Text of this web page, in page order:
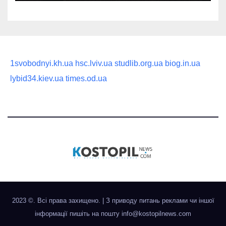
1svobodnyi.kh.ua hsc.lviv.ua studlib.org.ua biog.in.ua
lybid34.kiev.ua times.od.ua
2023 ©. Всі права захищено.
З приводу питань реклами чи іншої
інформації пишіть на пошту info@kostopilnews.com